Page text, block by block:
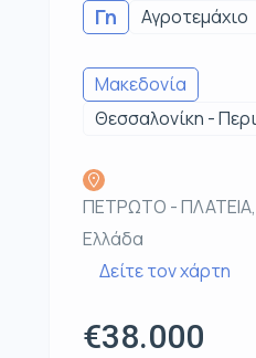
Γη Αγροτεμάχιο
Μακεδονία
Θεσσαλονίκη -
ΠΕΤΡΩΤΟ -
Ελλάδα
Δείτε τον χάρτη
€38.000